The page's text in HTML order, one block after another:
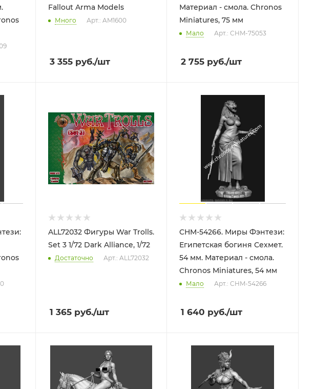
Fallout Arma Models
Много Арт.: AM1600
3 355руб./шт
Материал - смола. Chronos
Miniatures, 75 мм
Мало Арт.: CHM-75053
2 755 руб./шт
ALL72032 Фигуры War Trolls.
Set 3 1/72 Dark Alliance, 1/72
Достаточно Арт.: ALL72032
1 365руб./шт
CHM-54266. Миры Фэнтези:
Египетская богиня Сехмет.
54 мм. Материал - смола.
Chronos Miniatures, 54 мм
Мало Арт.: CHM-54266
1 640 руб./шт